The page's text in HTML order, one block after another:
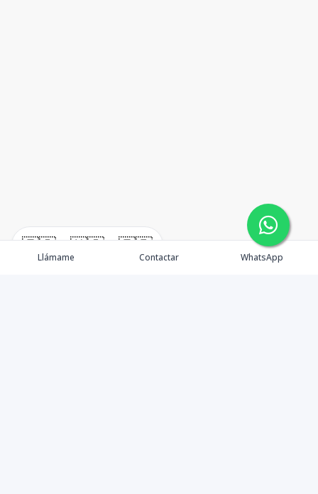
🇪🇸 🇺🇸 🇫🇷
Llámame Contactar WhatsApp